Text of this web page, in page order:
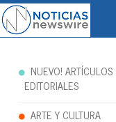
NUEVO! ARTÍCULOS
EDITORIALES
ARTE Y CULTURA